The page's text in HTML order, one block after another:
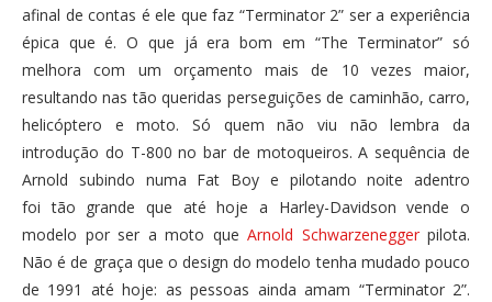
afinal de contas é ele que faz “Terminator 2” ser a experiência
épica que é. O que já era bom em “The Terminator” só
melhora com um orçamento mais de 10 vezes maior,
resultando nas tão queridas perseguições de caminhão, carro,
helicóptero e moto. Só quem não viu não lembra da
introdução do T-800 no bar de motoqueiros. A sequência de
Arnold subindo numa Fat Boy e pilotando noite adentro
foi tão grande que até hoje a Harley-Davidson vende o
modelo por ser a moto que Arnold Schwarzeneggerpilota.
Não é de graça que o design do modelo tenha mudado pouco
de 1991 até hoje: as pessoas ainda amam “Terminator 2”.